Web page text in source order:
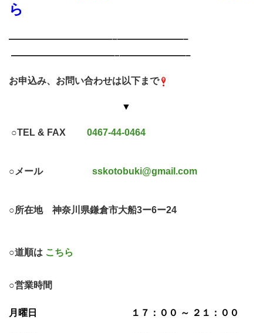
ら
———————————–———————–
———————————–———————–
お申込み、お問い合わせは以下まで
▼
○TEL & FAX 0467-44-0464
○メール sskotobuki@gmail.com
○所在地 神奈川県鎌倉市大船3ー6ー24
○道順は こちら
○営業時間
月曜日 １７：００ ～ ２１：００